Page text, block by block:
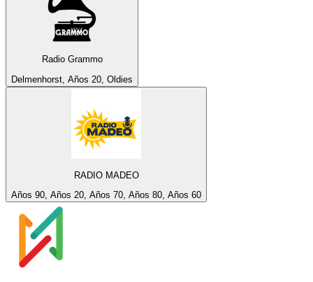
Radio Grammo
Delmenhorst, Años 20, Oldies
RADIO MADEO
Años 90, Años 20, Años 70, Años 80, Años 60